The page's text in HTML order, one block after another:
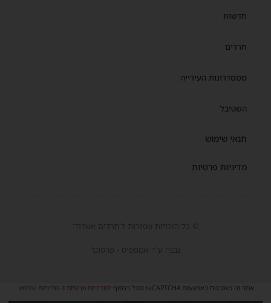
חדשות
חרדים
ממסדרונות העירייה
השטיבל
תנאי שימוש
מדיניות פרטיות
© כל הזכויות שמורות ל'חרדים אשדוד'
נבנה ע"י 'אמפסיס - פרסום'
אתר זה מאובטח באמצעות reCAPTCHA וגוגל בכפוף למדיניות פרטיות ו-מדיניות שימוש